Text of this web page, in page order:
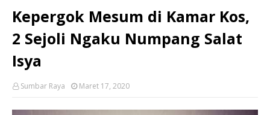
Kepergok Mesum di Kamar Kos,
2 Sejoli Ngaku Numpang Salat
Isya
Sumbar Raya Maret 17, 2020